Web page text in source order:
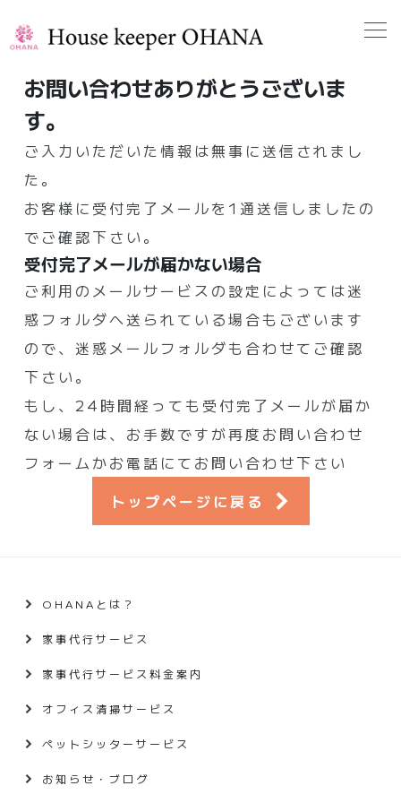
お問い合わせありがとうございま
す。
ご入力いただいた情報は無事に送信されまし
た。
お客様に受付完了メールを1通送信しましたの
でご確認下さい。
受付完了メールが届かない場合
ご利用のメールサービスの設定によっては迷
惑フォルダへ送られている場合もございます
ので、迷惑メールフォルダも合わせてご確認
下さい。
もし、24時間経っても受付完了メールが届か
ない場合は、お手数ですが再度お問い合わせ
フォームかお電話にてお問い合わせ下さい
トップページに戻る
OHANAとは？
家事代行サービス
家事代行サービス料金案内
オフィス清掃サービス
ペットシッターサービス
お知らせ・ブログ